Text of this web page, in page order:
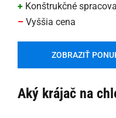
+ Konštrukčné
– Vyššia cena
ZOBRAZIŤ
Aký krájač na